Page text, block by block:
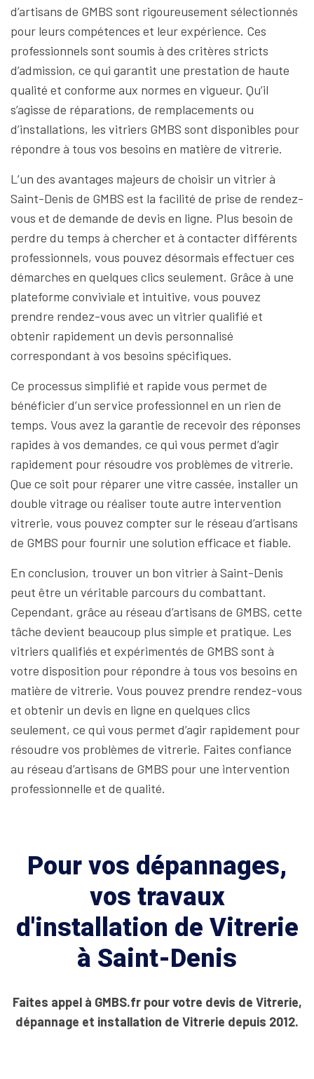
d’artisans de GMBS sont rigoureusement sélectionnés
pour leurs compétences et leur expérience. Ces
professionnels sont soumis à des critères stricts
d’admission, ce qui garantit une prestation de haute
qualité et conforme aux normes en vigueur. Qu’il
s’agisse de réparations, de remplacements ou
d’installations, les vitriers GMBS sont disponibles pour
répondre à tous vos besoins en matière de vitrerie.
L’un des avantages majeurs de choisir un vitrier à
Saint-Denis de GMBS est la facilité de prise de rendez-
vous et de demande de devis en ligne. Plus besoin de
perdre du temps à chercher et à contacter différents
professionnels, vous pouvez désormais effectuer ces
démarches en quelques clics seulement. Grâce à une
plateforme conviviale et intuitive, vous pouvez
prendre rendez-vous avec un vitrier qualifié et
obtenir rapidement un devis personnalisé
correspondant à vos besoins spécifiques.
Ce processus simplifié et rapide vous permet de
bénéficier d’un service professionnel en un rien de
temps. Vous avez la garantie de recevoir des réponses
rapides à vos demandes, ce qui vous permet d’agir
rapidement pour résoudre vos problèmes de vitrerie.
Que ce soit pour réparer une vitre cassée, installer un
double vitrage ou réaliser toute autre intervention
vitrerie, vous pouvez compter sur le réseau d’artisans
de GMBS pour fournir une solution efficace et fiable.
En conclusion, trouver un bon vitrier à Saint-Denis
peut être un véritable parcours du combattant.
Cependant, grâce au réseau d’artisans de GMBS, cette
tâche devient beaucoup plus simple et pratique. Les
vitriers qualifiés et expérimentés de GMBS sont à
votre disposition pour répondre à tous vos besoins en
matière de vitrerie. Vous pouvez prendre rendez-vous
et obtenir un devis en ligne en quelques clics
seulement, ce qui vous permet d’agir rapidement pour
résoudre vos problèmes de vitrerie. Faites confiance
au réseau d’artisans de GMBS pour une intervention
professionnelle et de qualité.
Pour vos dépannages,
vos travaux
d'installation de Vitrerie
à Saint-Denis
Faites appel à GMBS.fr pour votre devis de Vitrerie,
dépannage et installation de Vitrerie depuis 2012.